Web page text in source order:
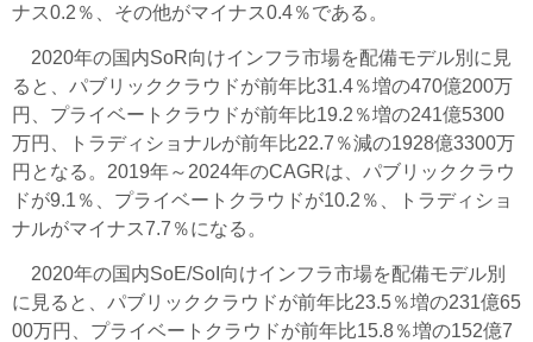
ナス0.2％、その他がマイナス0.4％である。
2020年の国内SoR向けインフラ市場を配備モデル別に見
ると、パブリッククラウドが前年比31.4％増の470億200万
円、プライベートクラウドが前年比19.2％増の241億5300
万円、トラディショナルが前年比22.7％減の1928億3300万
円となる。2019年～2024年のCAGRは、パブリッククラウ
ドが9.1％、プライベートクラウドが10.2％、トラディショ
ナルがマイナス7.7％になる。
2020年の国内SoE/SoI向けインフラ市場を配備モデル別
に見ると、パブリッククラウドが前年比23.5％増の231億65
00万円、プライベートクラウドが前年比15.8％増の152億7